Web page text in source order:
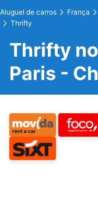
Aluguel de carros França
Thrifty
Thrifty
Paris -